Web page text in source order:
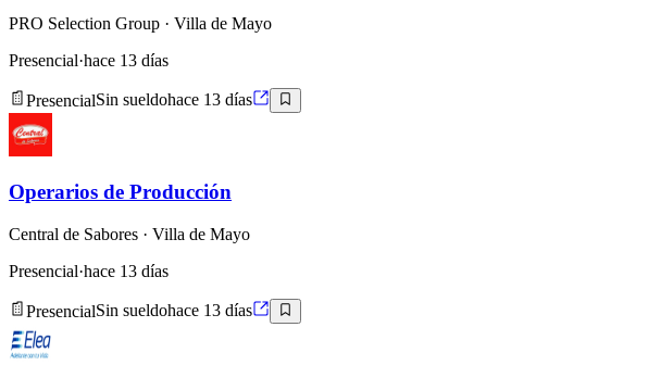
PRO Selection Group · Villa de Mayo
Presencial·hace 13 días
PresencialSin sueldohace 13 días
Operarios de Producción
Central de Sabores · Villa de Mayo
Presencial·hace 13 días
PresencialSin sueldohace 13 días